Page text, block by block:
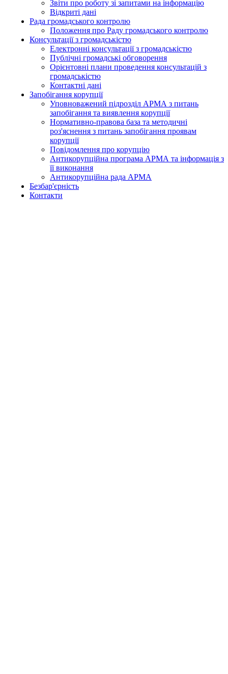
Звіти про роботу зі запитами на інформацію
Відкриті дані
Рада громадського контролю
Положення про Раду громадського контролю
Консультації з громадськістю
Електронні консультації з громадськістю
Публічні громадські обговорення
Орієнтовні плани проведення консультацій з
громадськістю
Контактні дані
Запобігання корупції
Уповноважений підрозділ АРМА з питань
запобігання та виявлення корупції
Нормативно-правова база та методичні
роз'яснення з питань запобігання проявам
корупції
Повідомлення про корупцію
Антикорупційна програма АРМА та інформація з
її виконання
Антикорупційна рада АРМА
Безбар'єрність
Контакти